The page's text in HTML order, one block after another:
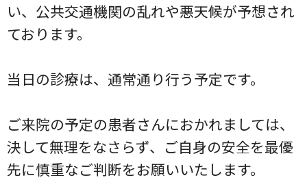
い、公共交通機関の乱れや悪天候が予想され
ております。
当日の診療は、通常通り行う予定です。
ご来院の予定の患者さんにおかれましては、
決して無理をなさらず、ご自身の安全を最優
先に慎重なご判断をお願いいたします。